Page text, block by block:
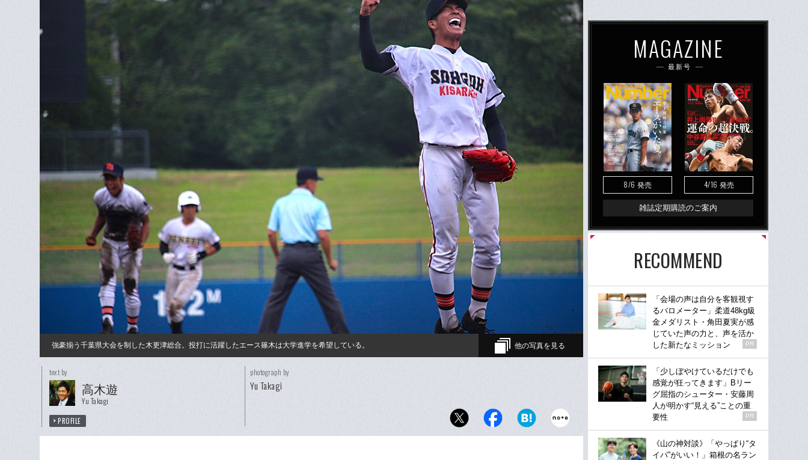
強豪揃う千葉県大会を制した木更津総合。投打に活躍したエース篠木は大学進学を希望している。 他の写真を見る
text by
高木遊
Yu Takagi
PROFILE
photograph by
Yu Takagi
MAGAZINE
最新号
8/6 発売 4/16 発売
雑誌定期購読のご案内
RECOMMEND
「会場の声は自分を客観視す
るバロメーター」柔道48kg級
金メダリスト・角田夏実が感
じていた声の力と、声を活か
した新たなミッション
PR
「少しぼやけているだけでも
感覚が狂ってきます」Bリー
グ屈指のシューター・安藤周
人が明かす“見える”ことの重
要性
PR
《山の神対談》「やっぱり“タ
イパ”がいい！」箱根の名ラン